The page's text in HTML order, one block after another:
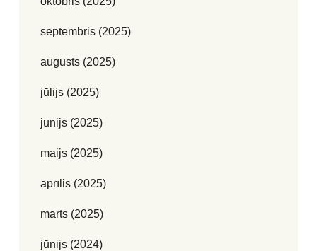
septembris (2025)
augusts (2025)
jūlijs (2025)
jūnijs (2025)
maijs (2025)
aprīlis (2025)
marts (2025)
jūnijs (2024)